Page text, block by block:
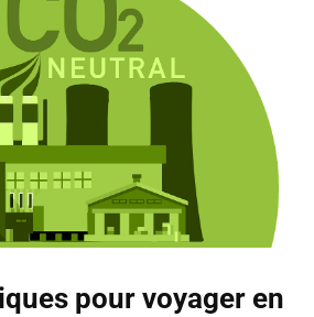
pour voyager en